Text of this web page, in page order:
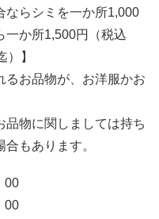
ならシミを一か所1,000
一か所1,500円（税込
】
お品物が、お洋服かお
物に関しましては持ち
もあります。
00
00